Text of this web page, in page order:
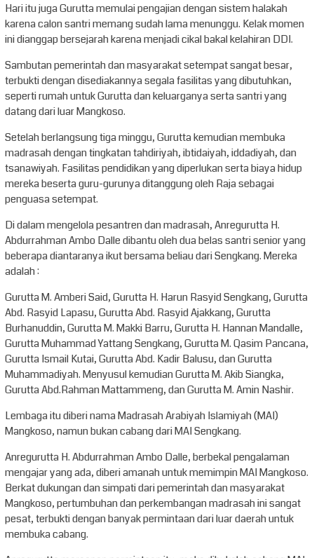
Hari itu juga Gurutta memulai pengajian dengan sistem halakah
karena calon santri memang sudah lama menunggu. Kelak momen
ini dianggap bersejarah karena menjadi cikal bakal kelahiran DDI.
Sambutan pemerintah dan masyarakat setempat sangat besar,
terbukti dengan disediakannya segala fasilitas yang dibutuhkan,
seperti rumah untuk Gurutta dan keluarganya serta santri yang
datang dari luar Mangkoso.
Setelah berlangsung tiga minggu, Gurutta kemudian membuka
madrasah dengan tingkatan tahdiriyah, ibtidaiyah, iddadiyah, dan
tsanawiyah. Fasilitas pendidikan yang diperlukan serta biaya hidup
mereka beserta guru-gurunya ditanggung oleh Raja sebagai
penguasa setempat.
Di dalam mengelola pesantren dan madrasah, Anregurutta H.
Abdurrahman Ambo Dalle dibantu oleh dua belas santri senior yang
beberapa diantaranya ikut bersama beliau dari Sengkang. Mereka
adalah :
Gurutta M. Amberi Said, Gurutta H. Harun Rasyid Sengkang, Gurutta
Abd. Rasyid Lapasu, Gurutta Abd. Rasyid Ajakkang, Gurutta
Burhanuddin, Gurutta M. Makki Barru, Gurutta H. Hannan Mandalle,
Gurutta Muhammad Yattang Sengkang, Gurutta M. Qasim Pancana,
Gurutta Ismail Kutai, Gurutta Abd. Kadir Balusu, dan Gurutta
Muhammadiyah. Menyusul kemudian Gurutta M. Akib Siangka,
Gurutta Abd.Rahman Mattammeng, dan Gurutta M. Amin Nashir.
Lembaga itu diberi nama Madrasah Arabiyah Islamiyah (MAI)
Mangkoso, namun bukan cabang dari MAI Sengkang.
Anregurutta H. Abdurrahman Ambo Dalle, berbekal pengalaman
mengajar yang ada, diberi amanah untuk memimpin MAI Mangkoso.
Berkat dukungan dan simpati dari pemerintah dan masyarakat
Mangkoso, pertumbuhan dan perkembangan madrasah ini sangat
pesat, terbukti dengan banyak permintaan dari luar daerah untuk
membuka cabang.